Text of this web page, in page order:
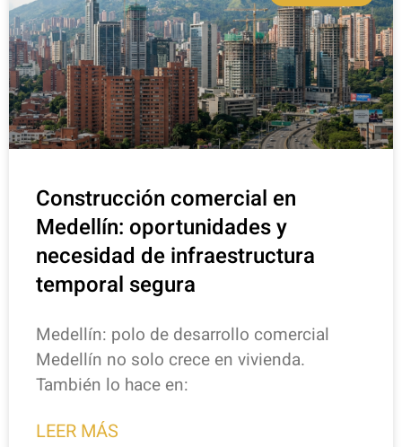
Construcción comercial en
Medellín: oportunidades y
necesidad de infraestructura
temporal segura
Medellín: polo de desarrollo comercial
Medellín no solo crece en vivienda.
También lo hace en:
LEER MÁS